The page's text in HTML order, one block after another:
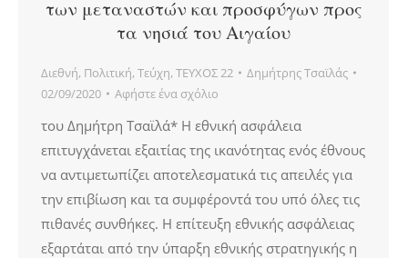
των μεταναστών και προσφύγων προς
τα νησιά του Αιγαίου
Διεθνή, Πολιτική, Τεύχη, ΤΕΥΧΟΣ 22
Δημήτρης Τσαϊλάς
02/09/2020
Αφήστε ένα σχόλιο
του Δημήτρη Τσαϊλά* Η εθνική ασφάλεια
επιτυγχάνεται εξαιτίας της ικανότητας ενός έθνους
να αντιμετωπίζει αποτελεσματικά τις απειλές για
την επιβίωση και τα συμφέροντά του υπό όλες τις
πιθανές συνθήκες. Η επίτευξη εθνικής ασφάλειας
εξαρτάται από την ύπαρξη εθνικής στρατηγικής η